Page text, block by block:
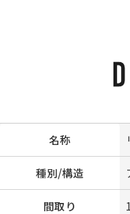
名称
種別/構造
間取り